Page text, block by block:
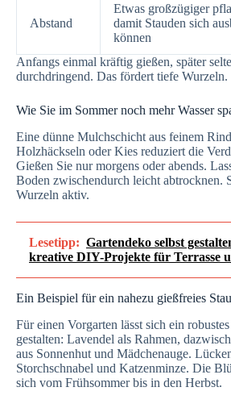
Abstand
Etwas großzügiger
damit Stauden sich
können
Anfangs einmal kräftig gießen, später
durchdringend. Das fördert tiefe Wurzeln.
Wie Sie im Sommer noch mehr Wasser
Eine dünne Mulchschicht aus feinem
Holzhäckseln oder Kies reduziert die
Gießen Sie nur morgens oder abends.
Boden zwischendurch leicht abtrocknen.
Wurzeln aktiv.
Lesetipp: Gartendeko selbst
kreative DIY-Projekte für Terrasse
Ein Beispiel für ein nahezu gießfreies
Für einen Vorgarten lässt sich ein
gestalten: Lavendel als Rahmen,
aus Sonnenhut und Mädchenauge.
Storchschnabel und Katzenminze. Die
sich vom Frühsommer bis in den Herbst.